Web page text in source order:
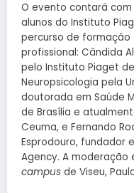
O evento contará
alunos do Instituto
percurso de formação
profissional: Cândida
pelo Instituto Piaget
Neuropsicologia pela
doutorada em Saúde
de Brasília e
Ceuma, e Fernando
Esprodouro, fundador
Agency. A
campus de Viseu,